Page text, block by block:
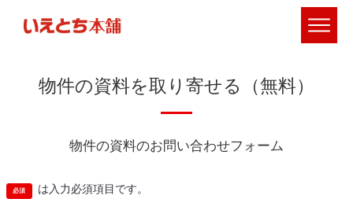
物件の資料を取り寄せる（無料）
物件の資料のお問い合わせフォーム
は入力必須項目です。